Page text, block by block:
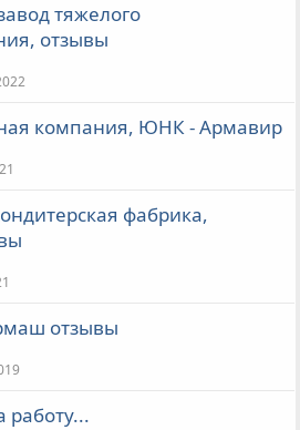
тяжелого
отзывы
компания, ЮНК - Армавир
фабрика,
отзывы